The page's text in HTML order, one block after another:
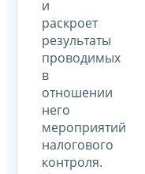
и
раскроет
результаты
проводимых
в
отношении
него
мероприятий
налогового
контроля.